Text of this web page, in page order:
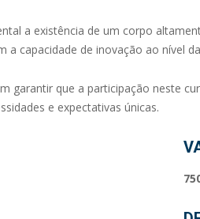
a existência de um corpo
a capacidade de inovação ao nível
garantir que a participação neste
e expectativas únicas.